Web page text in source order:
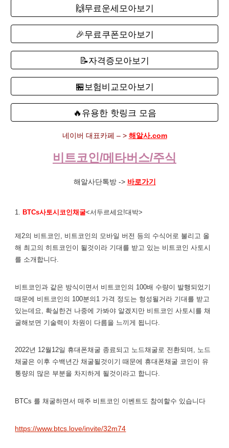
🙌무료운세모아보기
🎉무료쿠폰모아보기
📝자격증모아보기
🏪보험비교모아보기
🔥유용한 핫링크 모음
네이버 대표카페 – > 해알사.com
비트코인/메타버스/주식
해알사단톡방 -> 바로가기
1. BTCs사토시코인채굴<서두르세요!대박>
제2의 비트코인, 비트코인의 모바일 버전 등의 수식어로 불리고 올
해 최고의 히트코인이 될것이라 기대를 받고 있는 비트코인 사토시
를 소개합니다.
비트코인과 같은 방식이면서 비트코인의 100배 수량이 발행되었기
때문에 비트코인의 100분의1 가격 정도는 형성될거라 기대를 받고
있는데요, 확실한건 나중에 가봐야 알겠지만 비트코인 사토시를 채
굴해보면 기술력이 차원이 다름을 느끼게 됩니다.
2022년 12월12일 휴대폰채굴 종료되고 노드채굴로 전환되며, 노드
채굴은 이후 수백년간 채굴될것이기 때문에 휴대폰채굴 코인이 유
통량의 많은 부분을 차지하게 될것이라고 합니다.
BTCs 를 채굴하면서 매주 비트코인 이벤트도 참여할수 있습니다
https://www.btcs.love/invite/32m74